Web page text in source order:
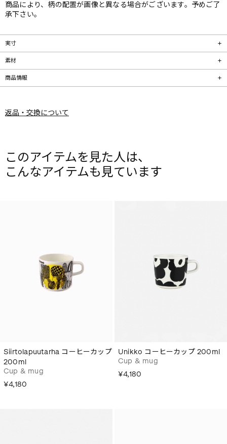
商品により、柄の配置が画像と異なる場合がございます。予めご了
承下さい。
実寸
素材
商品情報
返品・交換について
このアイテムを見た人は、
こんなアイテムも見ています
Siirtolapuutarha コーヒーカップ
200ml
Cup & mug
¥4,180
Unikko コーヒーカップ 200ml
Cup & mug
¥4,180